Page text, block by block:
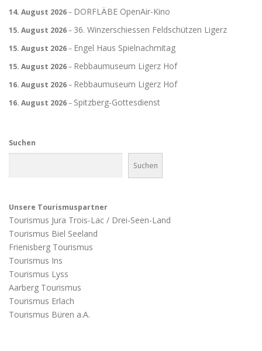
14. August 2026– DORFLÄBE OpenAir-Kino
15. August 2026– 36. Winzerschiessen Feldschützen Ligerz
15. August 2026– Engel Haus Spielnachmitag
15. August 2026– Rebbaumuseum Ligerz Hof
16. August 2026– Rebbaumuseum Ligerz Hof
16. August 2026– Spitzberg-Gottesdienst
Suchen
Suchen
Unsere Tourismuspartner
Tourismus Jura Trois-Lac / Drei-Seen-Land
Tourismus Biel Seeland
Frienisberg Tourismus
Tourismus Ins
Tourismus Lyss
Aarberg Tourismus
Tourismus Erlach
Tourismus Büren a.A.